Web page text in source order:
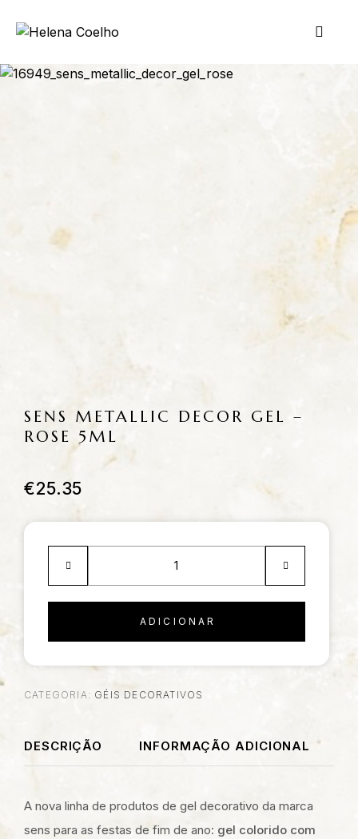
SENS METALLIC DECOR GEL –
ROSE 5ML
€25.35
ADICIONAR
CATEGORIA: GÉIS DECORATIVOS
DESCRIÇÃO INFORMAÇÃO ADICIONAL
A nova linha de produtos de gel decorativo da marca
sens para as festas de fim de ano: gel colorido com